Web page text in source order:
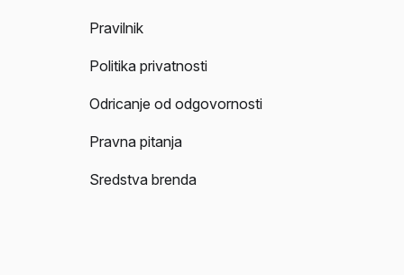
Pravilnik
Politika privatnosti
Odricanje od odgovornosti
Pravna pitanja
Sredstva brenda